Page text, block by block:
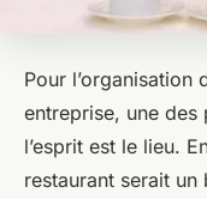
Pour l’organisation
entreprise, une des
l’esprit est le lieu.
restaurant serait